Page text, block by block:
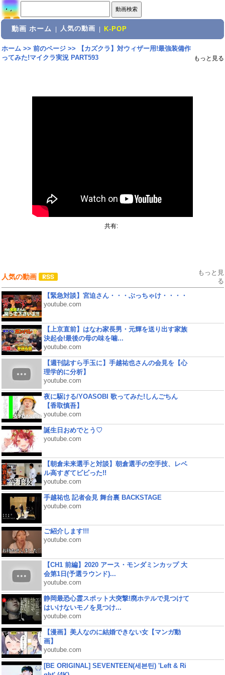
動画 ホーム 人気の動画 K-POP
ホーム>> 前のページ>>
【カズクラ】対ウィザー用!最強装備作
ってみた!マイクラ実況 PART593
もっと見る
共有:
人気の動画
もっと見
る
【緊急対談】宮迫さん・・・ぶっちゃけ・・・・
youtube.com
【上京直前】はなわ家長男・元輝を送り出す家族
決起会!最後の母の味を噛...
youtube.com
【週刊誌すら手玉に】手越祐也さんの会見を【心
理学的に分析】
youtube.com
夜に駆ける/YOASOBI 歌ってみた!しんごちん
【香取慎吾】
youtube.com
誕生日おめでとう♡
youtube.com
【朝倉未来選手と対談】朝倉選手の空手技、レベ
ル高すぎてビビった!!
youtube.com
手越祐也 記者会見 舞台裏 BACKSTAGE
youtube.com
ご紹介します!!!
youtube.com
【CH1 前編】2020 アース・モンダミンカップ 大
会第1日(予選ラウンド)...
youtube.com
静岡最恐心霊スポット大突撃!廃ホテルで見つけて
はいけないモノを見つけ...
youtube.com
【漫画】美人なのに結婚できない女【マンガ動
画】
youtube.com
[BE ORIGINAL] SEVENTEEN(세븐틴) 'Left & Ri